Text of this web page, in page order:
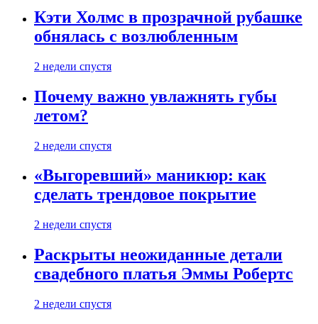
Кэти Холмс в прозрачной рубашке
обнялась с возлюбленным
2 недели спустя
Почему важно увлажнять губы
летом?
2 недели спустя
«Выгоревший» маникюр: как
сделать трендовое покрытие
2 недели спустя
Раскрыты неожиданные детали
свадебного платья Эммы Робертс
2 недели спустя